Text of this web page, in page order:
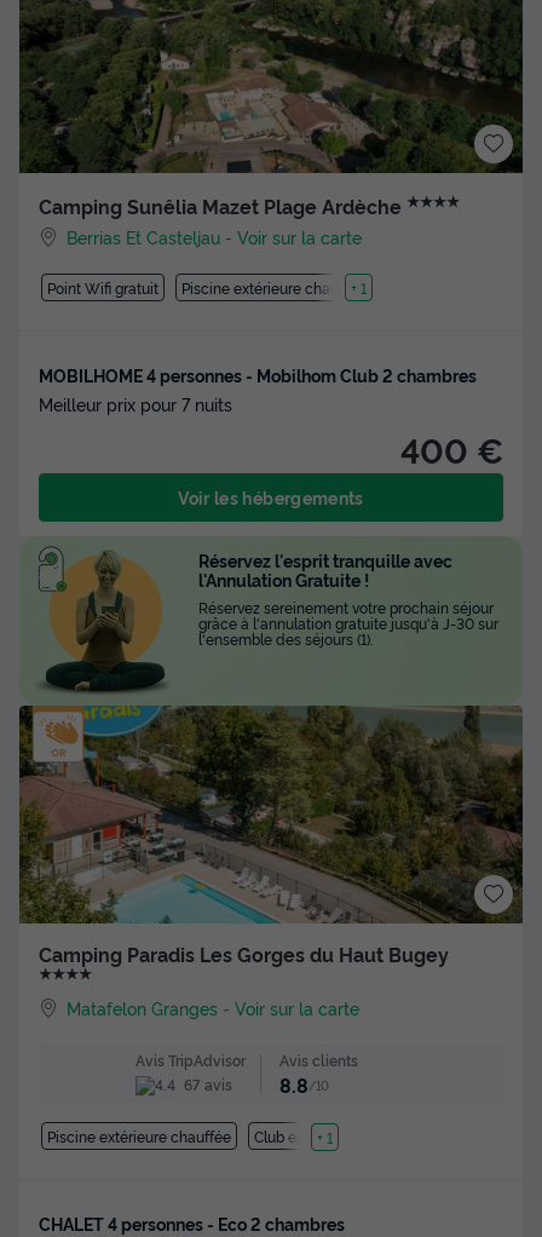
Camping Sunêlia Mazet Plage Ardèche ★★★★
Berrias Et Casteljau -Voir sur la carte
Point Wifi gratuit Piscine extérieure chauffée
+ 1
MOBILHOME 4 personnes - Mobilhom Club 2 chambres
Meilleur prix pour 7 nuits
400 €
Voir les hébergements
Camping Paradis Les Gorges du Haut Bugey
★★★★
Matafelon Granges -Voir sur la carte
Avis TripAdvisor
67 avis
Avis clients
8.8/10
Piscine extérieure chauffée Club enfant
+ 1
CHALET 4 personnes - Eco 2 chambres
Réservez l'esprit tranquille avec
l'Annulation Gratuite !
Réservez sereinement votre prochain séjour
grâce à l'annulation gratuite jusqu'à J-30 sur
l'ensemble des séjours (1).